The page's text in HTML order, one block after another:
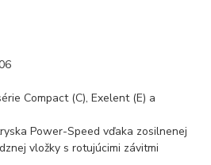
Compact (C), Exelent (E) a
Power-Speed vďaka zosilnenej
vložky s rotujúcimi závitmi